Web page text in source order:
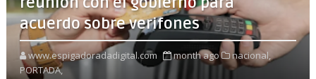
acuerdo sobre verifones
www.espigadoradadigital.com month ago
nacional,
PORTADA,